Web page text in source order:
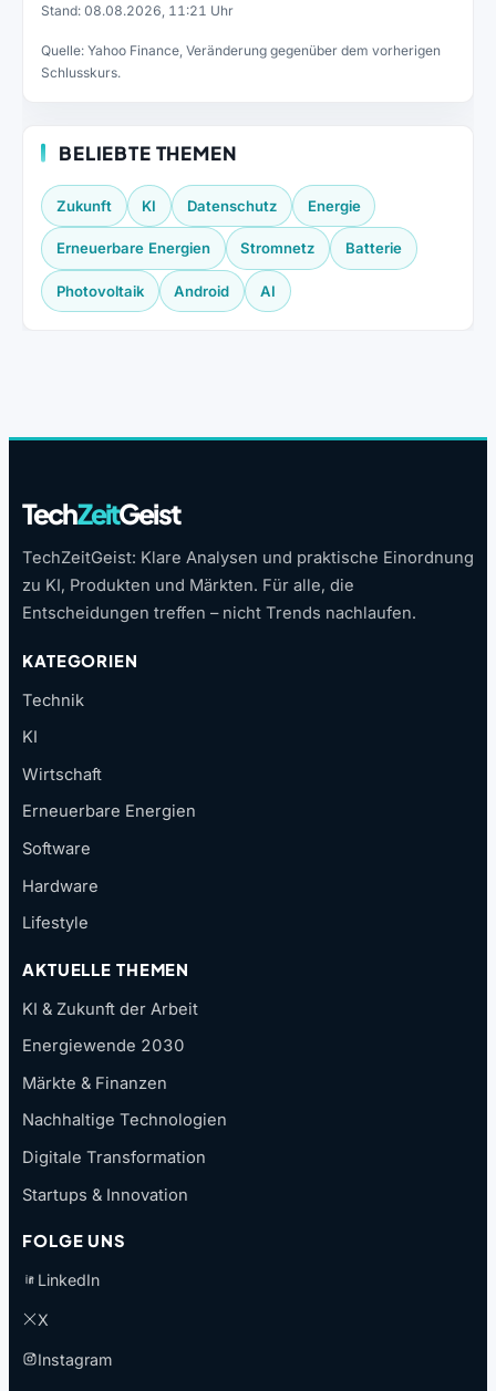
Stand: 08.08.2026, 11:21 Uhr
Quelle: Yahoo Finance, Veränderung gegenüber dem vorherigen
Schlusskurs.
BELIEBTE THEMEN
Zukunft KI Datenschutz Energie
Erneuerbare Energien Stromnetz Batterie
Photovoltaik Android AI
TechZeitGeist
TechZeitGeist: Klare Analysen und praktische Einordnung
zu KI, Produkten und Märkten. Für alle, die
Entscheidungen treffen – nicht Trends nachlaufen.
KATEGORIEN
Technik
KI
Wirtschaft
Erneuerbare Energien
Software
Hardware
Lifestyle
AKTUELLE THEMEN
KI & Zukunft der Arbeit
Energiewende 2030
Märkte & Finanzen
Nachhaltige Technologien
Digitale Transformation
Startups & Innovation
FOLGE UNS
LinkedIn
X
Instagram